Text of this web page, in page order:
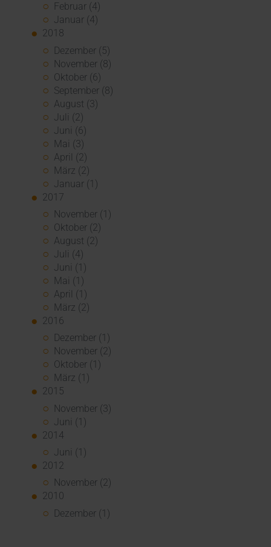
Februar (4)
Januar (4)
2018
Dezember (5)
November (8)
Oktober (6)
September (8)
August (3)
Juli (2)
Juni (6)
Mai (3)
April (2)
März (2)
Januar (1)
2017
November (1)
Oktober (2)
August (2)
Juli (4)
Juni (1)
Mai (1)
April (1)
März (2)
2016
Dezember (1)
November (2)
Oktober (1)
März (1)
2015
November (3)
Juni (1)
2014
Juni (1)
2012
November (2)
2010
Dezember (1)